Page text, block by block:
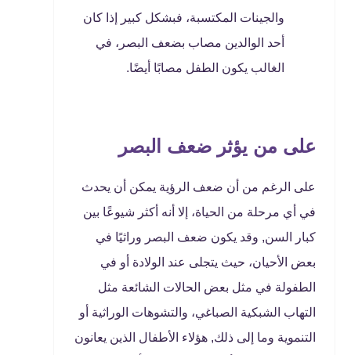
والجينات المكتسبة، فبشكل كبير إذا كان
أحد الوالدين مصاب بضعف البصر، في
الغالب يكون الطفل مصابًا أيضًا.
على من يؤثر ضعف البصر
على الرغم من أن ضعف الرؤية يمكن أن يحدث
في أي مرحلة من الحياة، إلا أنه أكثر شيوعًا بين
كبار السن, وقد يكون ضعف البصر وراثيًا في
بعض الأحيان، حيث يتجلى عند الولادة أو في
الطفولة في مثل بعض الحالات الشائعة مثل
التهاب الشبكية الصباغي، والتشوهات الوراثية أو
التنموية وما إلى ذلك, هؤلاء الأطفال الذين يعانون